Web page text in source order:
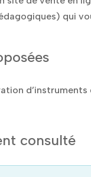
qui
d’instruments
consulté